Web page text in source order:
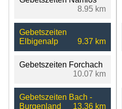
8.95 km
Gebetszeiten
Elbigenalp
9.37 km
Gebetszeiten Forchach
10.07 km
Gebetszeiten Bach -
Burgenland
13.36 km